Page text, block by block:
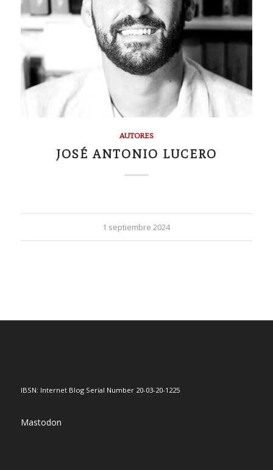
AUTORES
JOSÉ ANTONIO LUCERO
1 septiembre 2024
IBSN: Internet Blog Serial Number 20-03-20-1225
Mastodon